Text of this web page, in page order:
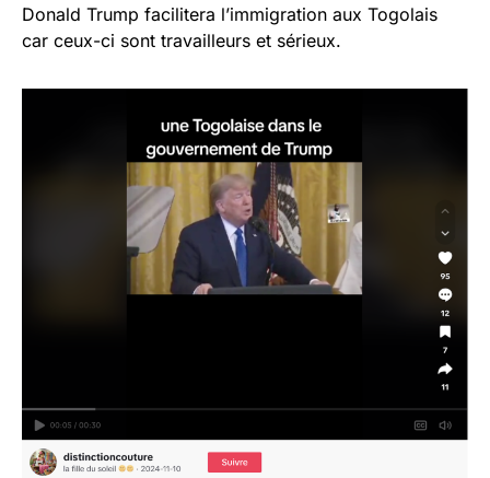
Donald Trump facilitera l’immigration aux Togolais
car ceux-ci sont travailleurs et sérieux.